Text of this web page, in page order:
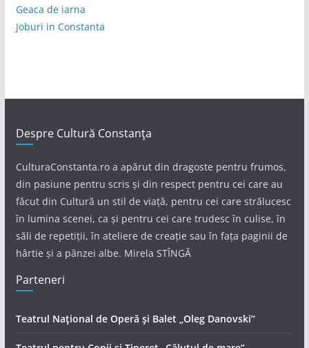
Geaca de iarna
Joburi in Constanta
Despre Cultură Constanța
CulturaConstanta.ro a apărut din dragoste pentru frumos,
din pasiune pentru scris și din respect pentru cei care au
făcut din Cultură un stil de viață, pentru cei care strălucesc
în lumina scenei, ca și pentru cei care trudesc în culise, în
săli de repetiții, în ateliere de creație sau în fața paginii de
hârtie și a pânzei albe. Mirela STÎNGĂ
Parteneri
Teatrul Național de Operă și Balet „Oleg Danovski”